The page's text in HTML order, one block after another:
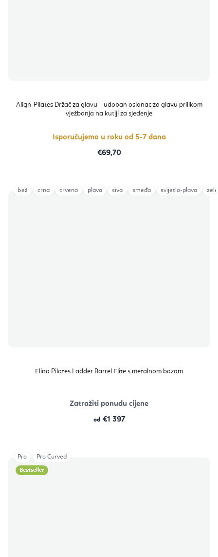
Align-Pilates Držač za glavu – udoban oslonac za glavu prilikom
vježbanja na kutiji za sjedenje
Isporučujemo u roku od 5-7 dana
€69,70
Elina Pilates Ladder Barrel Elite s metalnom bazom
Zatražiti ponudu cijene
od €1 397
bež crna crvena plava siva smeđa svijetlo-plava
Bestseller
Pro Pro Curved